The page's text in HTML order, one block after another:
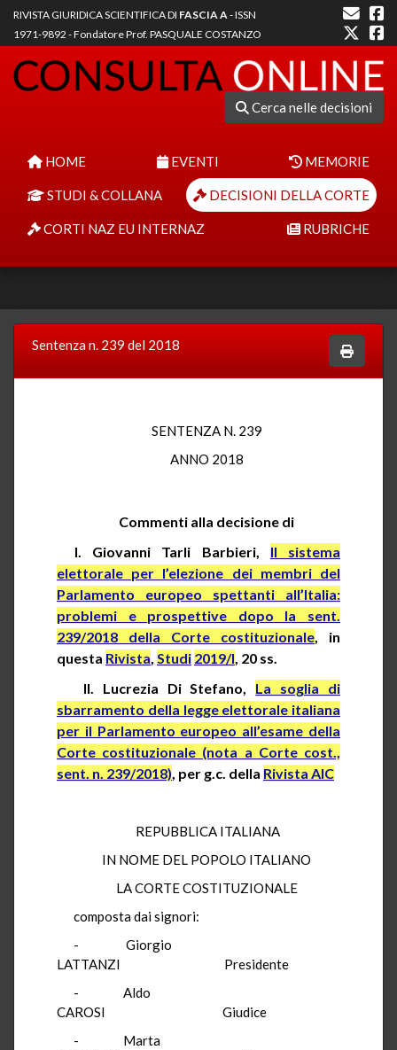
RIVISTA GIURIDICA SCIENTIFICA DI FASCIA A- ISSN
1971-9892 - Fondatore Prof. PASQUALE COSTANZO
Cerca nelle decisioni
HOME EVENTI MEMORIE
STUDI & COLLANA DECISIONI DELLA CORTE
CORTI NAZ EU INTERNAZ RUBRICHE
Sentenza n. 239 del 2018
SENTENZA N. 239
ANNO 2018
Commenti alla decisione di
I. Giovanni Tarli Barbieri, Il sistema
elettorale per l’elezione dei membri del
Parlamento europeo spettanti all’Italia:
problemi e prospettive dopo la sent
239/2018 della Corte costituzionale , in
questa Rivista Studi 2019/I , 20 ss.
II. Lucrezia Di Stefano, La soglia di
sbarramento della legge elettorale italiana
per il Parlamento europeo all’esame della
Corte costituzionale (nota a Corte cost
sent . n. 239/2018) per g.c. della Rivista AIC
REPUBBLICA ITALIANA
IN NOME DEL POPOLO ITALIANO
LA CORTE COSTITUZIONALE
composta dai signori:
-
Giorgio
LATTANZI
Presidente
-
Aldo
CAROSI
Giudice
-
Marta